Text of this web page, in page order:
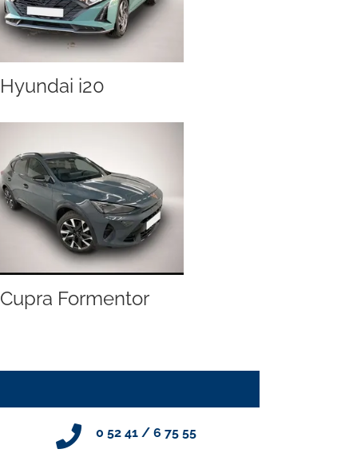
Hyundai i20
Cupra Formentor
0 52 41 / 6 75 55